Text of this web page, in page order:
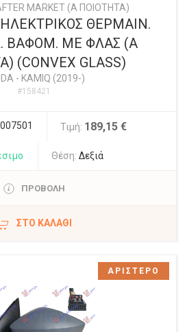
MARKET (Α ΠΟΙΟΤΗΤΑ)
ΘΕΡΜΑΙΝ.
ΒΑΦΟΜ. ΜΕ ΦΛΑΣ (Α
(CONVEX GLASS)
- KAMIQ (2019-)
#158421
Τιμή: 189,15 €
Θέση: Δεξιά
ΠΡΟΒΟΛΗ
ΣΤΟ ΚΑΛΆΘΙ
ΑΡΙΣΤΕΡΟ